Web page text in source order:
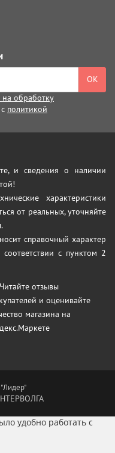
ОК
на обработку
политикой
и сведения о наличии
характеристики
от реальных, уточняйте
справочный характер
с пунктом 2
удобно работать с